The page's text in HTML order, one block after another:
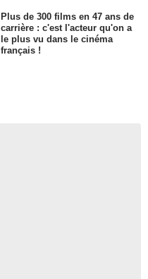
Plus de 300 films en 47 ans de
carrière : c'est l'acteur qu'on a
le plus vu dans le cinéma
français !